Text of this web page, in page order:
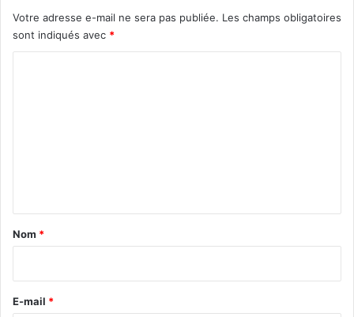
Votre adresse e-mail ne sera pas publiée. Les champs obligatoires
sont indiqués avec *
a
e
Nom *
E-mail *